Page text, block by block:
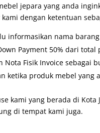
jepara yang anda
dengan ketentuan
informasikan nama
Payment 50% dari total
Nota Fisik Invoice sebagai
ketika produk mebel yang
kami yang berada di
di tempat kami juga.